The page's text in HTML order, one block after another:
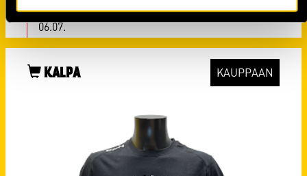
06.07.
maalivahtivalmentajaksi
KALPA KAUPPAAN